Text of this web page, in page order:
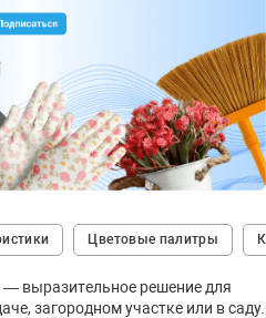
Цветовые палитры
выразительное решение для
загородном участке или в саду.